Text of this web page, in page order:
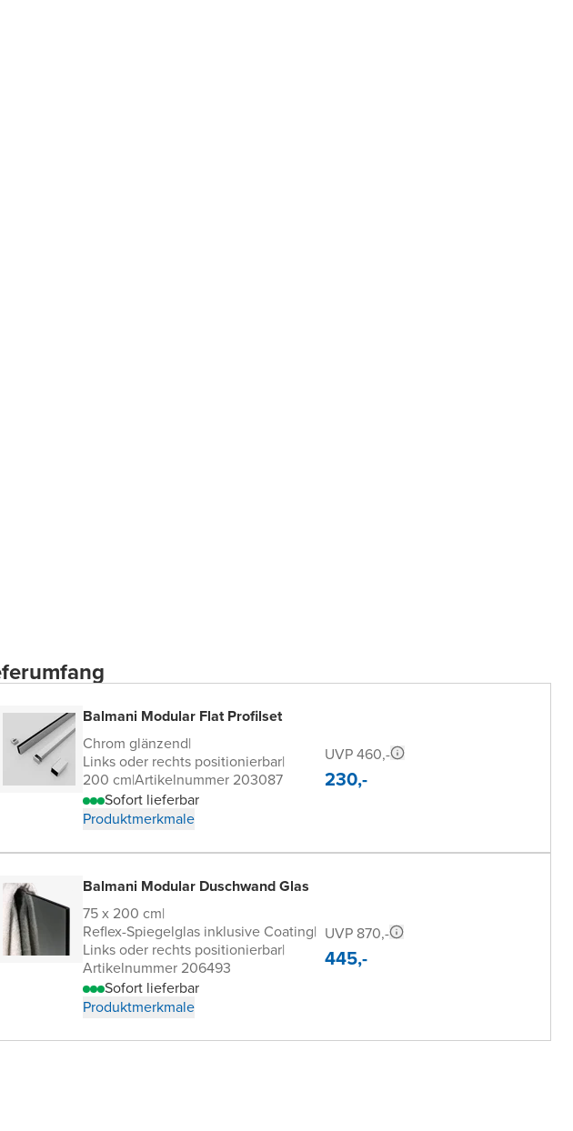
Balmani Modular Flat Profilset
Chrom glänzend|
Links oder rechts positionierbar|
200 cm|Artikelnummer 203087
Sofort lieferbar
Produktmerkmale
UVP 460,-
230,-
Balmani Modular Duschwand Glas
75 x 200 cm|
Reflex-Spiegelglas inklusive Coating|
Links oder rechts positionierbar|
Artikelnummer 206493
Sofort lieferbar
Produktmerkmale
UVP 870,-
445,-